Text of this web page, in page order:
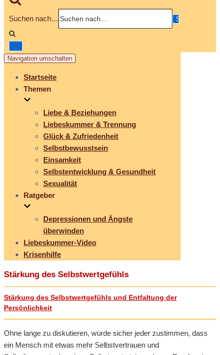
Suchen nach…
Navigation umschalten
Startseite
Themen
Liebe & Beziehungen
Liebeskummer & Trennung
Glück & Zufriedenheit
Selbstbewusstsein
Einsamkeit
Selbstentwicklung & Gesundheit
Sexualität
Ratgeber
Depressionen und Ängste
überwinden
Liebeskummer-Video
Krisenhilfe
Stärkung des Selbstwertgefühls
Stärkung des Selbstwertgefühls und Entfaltung der
Persönlichkeit
Ohne lange zu diskutieren, würde sicher jeder zustimmen, dass
ein Mensch mit etwas mehr Selbstvertrauen und